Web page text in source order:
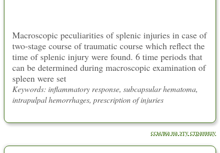
Macroscopic peculiarities of splenic injuries in case of
two-stage course of traumatic course which reflect the
time of splenic injury were found. 6 time periods that
can be determined during macroscopic examination of
spleen were set
Keywords: inflammatory response, subcapsular hematoma,
intrapulpal hemorrhages, prescription of injuries
ссылка на эту страницу